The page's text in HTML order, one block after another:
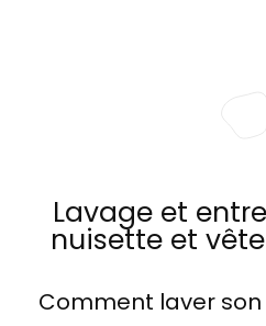
Lavage et
nuisette et
Comment laver